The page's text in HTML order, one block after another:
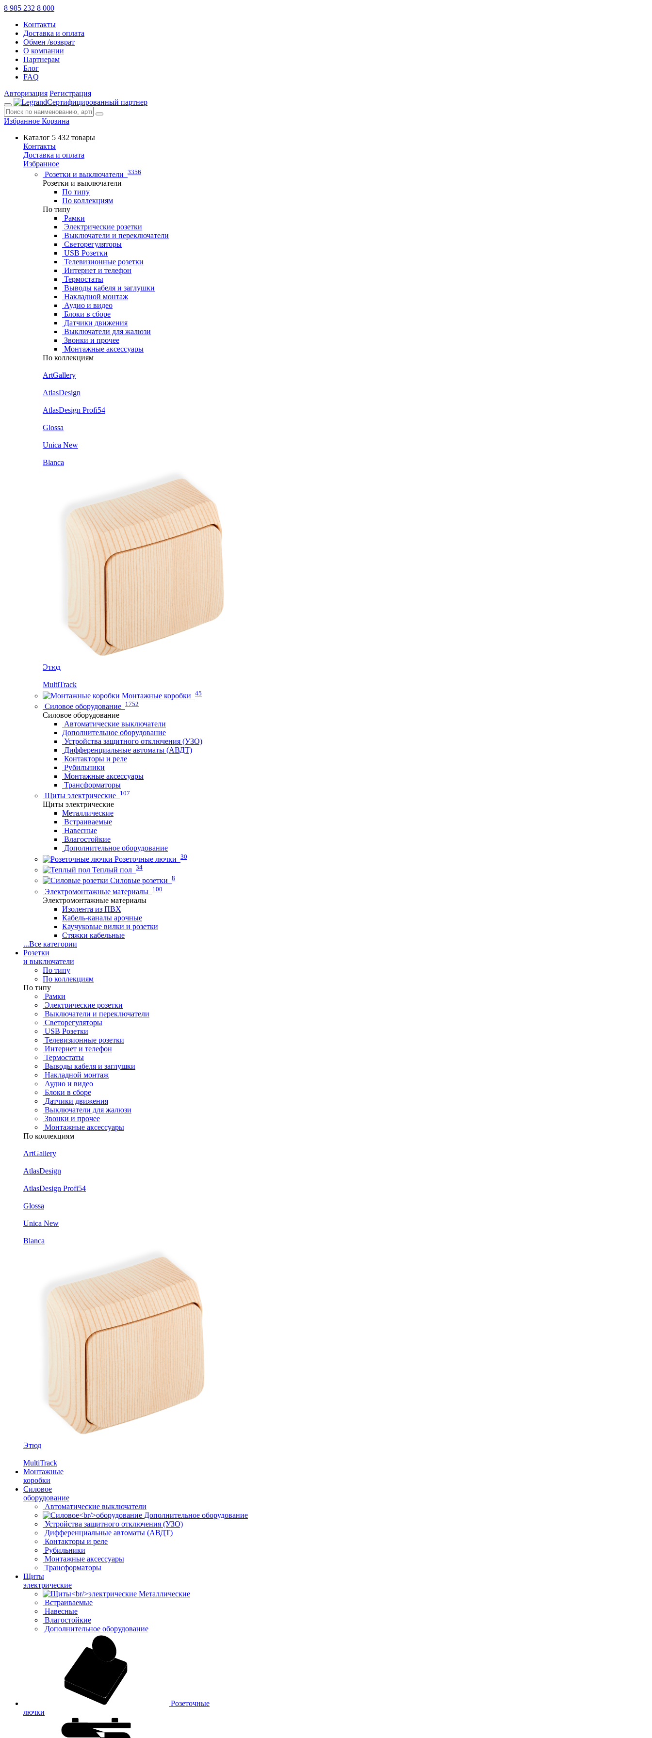
8 985 232 8 000
Контакты
Доставка и оплата
Обмен /возврат
О компании
Партнерам
Блог
FAQ
Авторизация Регистрация
Сертифицированный партнер
Избранное Корзина
Каталог 5 432 товары
Контакты
Доставка и оплата
Избранное
Розетки и выключатели 3356
Розетки и выключатели
По типу
По коллекциям
По типу
Рамки
Электрические розетки
Выключатели и переключатели
Светорегуляторы
USB Розетки
Телевизионные розетки
Интернет и телефон
Термостаты
Выводы кабеля и заглушки
Накладной монтаж
Аудио и видео
Блоки в сборе
Датчики движения
Выключатели для жалюзи
Звонки и прочее
Монтажные аксессуары
По коллекциям
ArtGallery
AtlasDesign
AtlasDesign Profi54
Glossa
Unica New
Blanca
Этюд
MultiTrack
Монтажные коробки 45
Силовое оборудование 1752
Силовое оборудование
Автоматические выключатели
Дополнительное оборудование
Устройства защитного отключения (УЗО)
Дифференциальные автоматы (АВДТ)
Контакторы и реле
Рубильники
Монтажные аксессуары
Трансформаторы
Щиты электрические 107
Щиты электрические
Металлические
Встраиваемые
Навесные
Влагостойкие
Дополнительное оборудование
Розеточные лючки 30
Теплый пол 34
Силовые розетки 8
Электромонтажные материалы 100
Электромонтажные материалы
Изолента из ПВХ
Кабель-каналы арочные
Каучуковые вилки и розетки
Стяжки кабельные
...Все категории
Розетки
и выключатели
По типу
По коллекциям
По типу
Рамки
Электрические розетки
Выключатели и переключатели
Светорегуляторы
USB Розетки
Телевизионные розетки
Интернет и телефон
Термостаты
Выводы кабеля и заглушки
Накладной монтаж
Аудио и видео
Блоки в сборе
Датчики движения
Выключатели для жалюзи
Звонки и прочее
Монтажные аксессуары
По коллекциям
ArtGallery
AtlasDesign
AtlasDesign Profi54
Glossa
Unica New
Blanca
Этюд
MultiTrack
Монтажные
коробки
Силовое
оборудование
Автоматические выключатели
Дополнительное оборудование
Устройства защитного отключения (УЗО)
Дифференциальные автоматы (АВДТ)
Контакторы и реле
Рубильники
Монтажные аксессуары
Трансформаторы
Щиты
электрические
Металлические
Встраиваемые
Навесные
Влагостойкие
Дополнительное оборудование
Розеточные
лючки